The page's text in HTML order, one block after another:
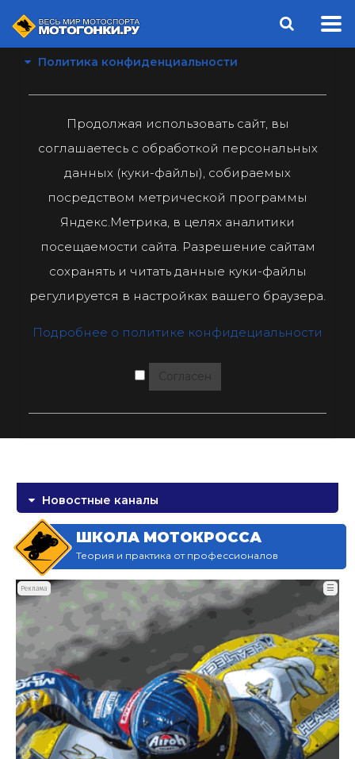
Политика конфиденциальности
Продолжая использовать сайт, вы
соглашаетесь с обработкой персональных
данных (куки-файлы), собираемых
посредством метрической программы
Яндекс.Метрика, в целях аналитики
посещаемости сайта. Разрешение сайтам
сохранять и читать данные куки-файлы
регулируется в настройках вашего браузера.
Подробнее о политике конфидециальности
Согласен
Новостные каналы
ШКОЛА МОТОКРОССА
Теория и практика от профессионалов
Реклама ☰